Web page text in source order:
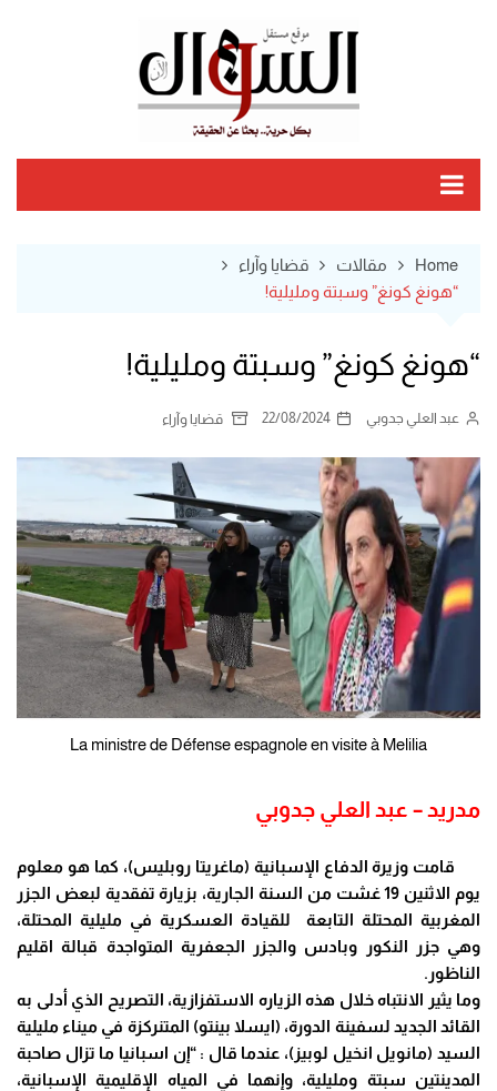
Home مقالات
قضايا وآراء
“هونغ كونغ” وسبتة ومليلية!
“هونغ كونغ” وسبتة ومليلية!
عبد العلي جدوبي 22/08/2024 قضايا وآراء
La ministre de Défense espagnole en visite à Melilia
مدريد – عبد العلي جدوبي
قامت وزيرة الدفاع الإسبانية (ماغريتا روبليس)، كما هو معلوم
يوم الاثنين 19 غشت من السنة الجارية، بزيارة تفقدية لبعض الجزر
المغربية المحتلة التابعة للقيادة العسكرية في مليلية المحتلة،
وهي جزر النكور وبادس والجزر الجعفرية المتواجدة قبالة اقليم
الناظور.
وما يثير الانتباه خلال هذه الزياره الاستفزازية، التصريح الذي أدلى به
القائد الجديد لسفينة الدورة، (ايسلا بينتو) المتنركزة في ميناء مليلية
السيد (مانويل انخيل لوبيز)، عندما قال : “إن اسبانيا ما تزال صاحبة
المدينتين سبتة ومليلية، وإنهما في المياه الإقليمية الإسبانية،